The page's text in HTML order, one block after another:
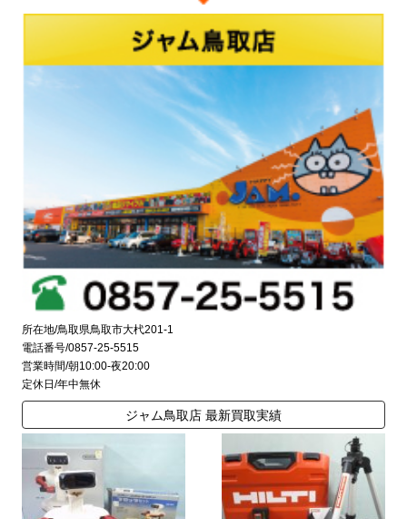
所在地/鳥取県鳥取市大杙201-1
電話番号/0857-25-5515
営業時間/朝10:00-夜20:00
定休日/年中無休
ジャム鳥取店 最新買取実績